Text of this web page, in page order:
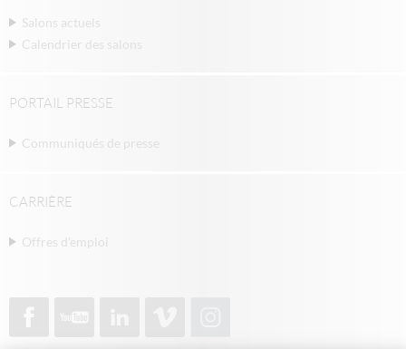
Salons actuels
Calendrier des salons
PORTAIL PRESSE
Communiqués de presse
CARRIÈRE
Offres d'emploi